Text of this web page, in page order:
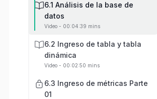
6.1 Análisis de la base de
datos
Video - 00:04:39 mins
6.2 Ingreso de tabla y tabla
dinámica
Video - 00:02:50 mins
6.3 Ingreso de métricas Parte
01